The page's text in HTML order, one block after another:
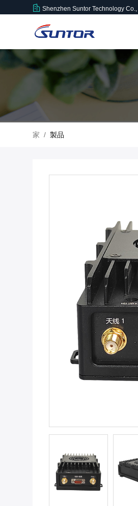
Shenzhen Suntor Technology Co.,
家 / 製品